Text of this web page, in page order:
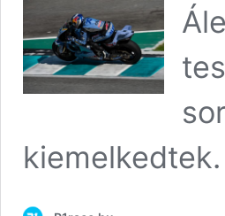
kiemelkedtek.